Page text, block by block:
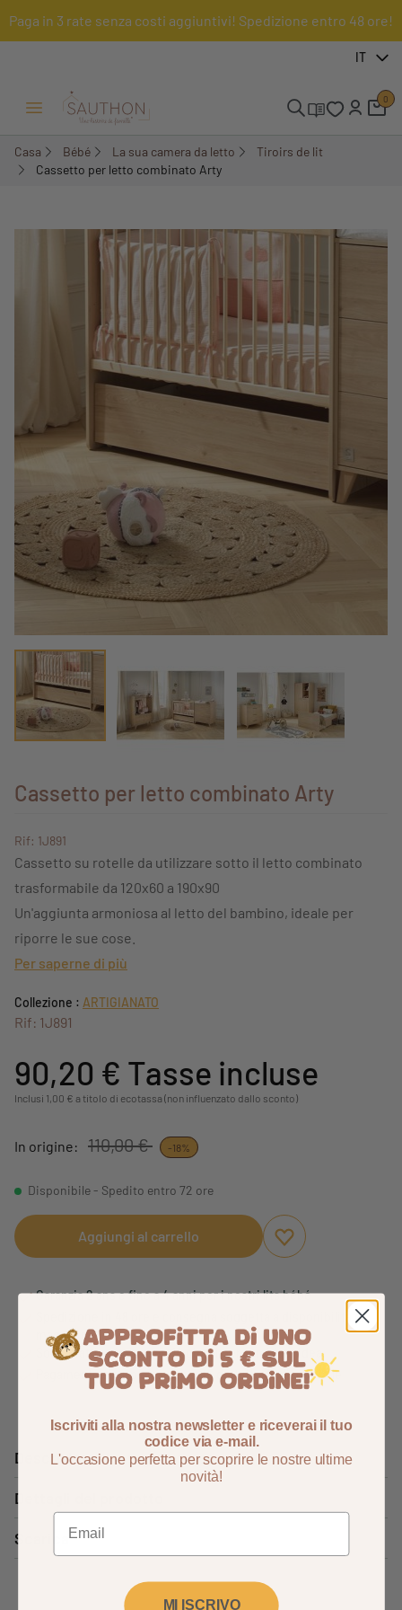
Paga in 3 rate senza costi aggiuntivi! Spedizione entro 48 ore!
IT
Menu Apri/Chiudi
0
Casa Bébé La sua camera da letto
Tiroirs de lit
Cassetto per letto combinato Arty
-18%
Cassetto per letto combinato Arty
Rif: 1J891
Cassetto su rotelle da utilizzare sotto il letto combinato
trasformabile da 120x60 a 190x90
Un'aggiunta armoniosa al letto del bambino, ideale per
riporre le sue cose.
Per saperne di più
Collezione : ARTIGIANATO
Rif: 1J891
90,20 € Tasse incluse
Inclusi 1,00 € a titolo di ecotassa (non influenzato dallo sconto)
In origine: 110,00 € -18%
Disponibile - Spedito entro 72 ore
Aggiungi al carrello
Aggiungi ai
Rimuovi dai
Garanzia 2 ans e fino a 4 anni per i nostri lits bébé
Spedizione in 48 ore e consegna soggetta a disponibilità di
magazzino
Soddisfatti o rimborsati 14 giorni per cambiare idea
Pagamento sicuro e pagamento gratuito 3x disponibile
Descrizione
Dettagli del prodotto
Scarica
Iscriviti alla nostra newsletter e riceverai il tuo
codice via e-mail.
L'occasione perfetta per scoprire le nostre ultime
novità!
MI ISCRIVO